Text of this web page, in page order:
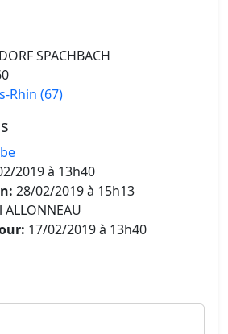
SPACHBACH
Rhin (67)
2019 à 13h40
28/02/2019 à 15h13
17/02/2019 à 13h40